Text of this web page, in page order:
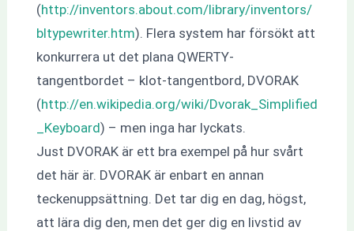
(http://inventors.about.com/library/inventors/
bltypewriter.htm). Flera system har försökt att
konkurrera ut det plana QWERTY-
tangentbordet – klot-tangentbord, DVORAK
(http://en.wikipedia.org/wiki/Dvorak_Simplified
_Keyboard) – men inga har lyckats.
Just DVORAK är ett bra exempel på hur svårt
det här är. DVORAK är enbart en annan
teckenuppsättning. Det tar dig en dag, högst,
att lära dig den, men det ger dig en livstid av